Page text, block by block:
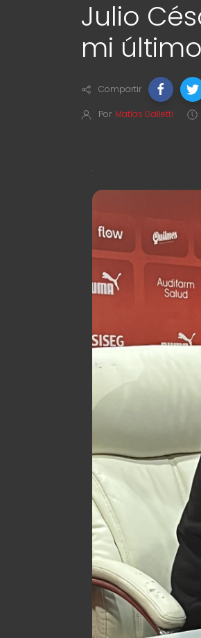
Julio
mi
Compartir
Por Matías Galletti